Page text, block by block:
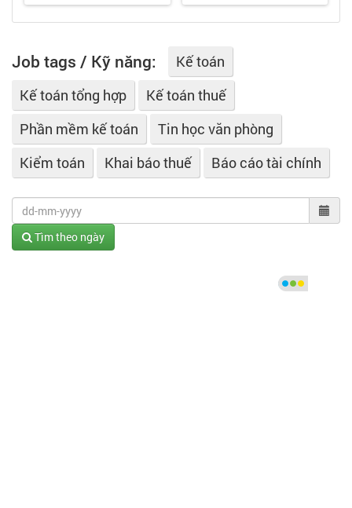
Job tags / Kỹ năng:
Kế toán
Kế toán tổng hợp
Kế toán thuế
Phần mềm kế toán
Tin học văn phòng
Kiểm toán
Khai báo thuế Báo cáo tài chính
Tìm theo ngày